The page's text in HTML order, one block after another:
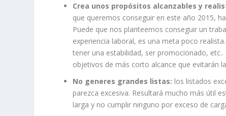
Crea unos propósitos alcanzables y
que queremos conseguir en este año 2015,
Puede que nos planteemos conseguir un
experiencia laboral, es una meta poco
tener una estabilidad, ser promocionado,
objetivos de más corto alcance que evitarán
No generes grandes listas: los listados
parezca excesiva. Resultará mucho más útil
larga y no cumplir ninguno por exceso de